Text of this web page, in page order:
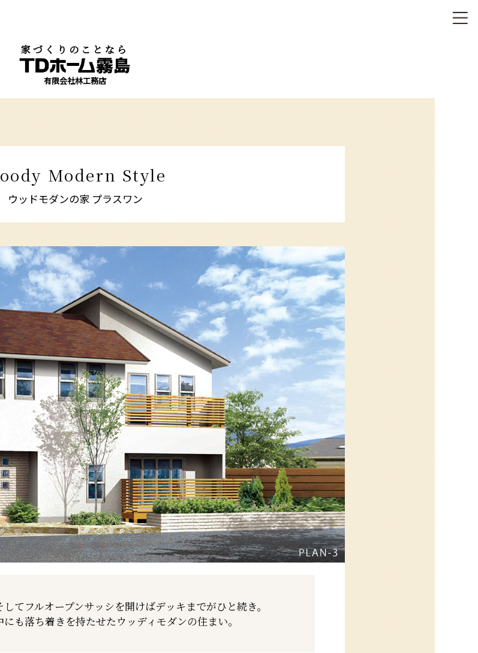
家づくりのことなら
有限会社林工務店
Modern Style
ウッドモダンの家 プラスワン
してフルオープンサッシを開けばデッキまでがひと続き。
も落ち着きを持たせたウッディモダンの住まい。